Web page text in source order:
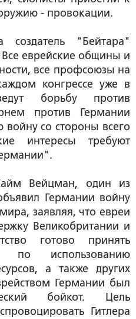
- провокации.
"Бейтара"
еврейские общины и
все профсоюзы на
конгрессе уже в
борьбу против
против Германии
со стороны всего
интересы требуют
Вейцман, один из
Германии войну
заявляя, что евреи
Великобритании и
готово принять
по использованию
а также других
Германии был
бойкот. Цель
Гитлера